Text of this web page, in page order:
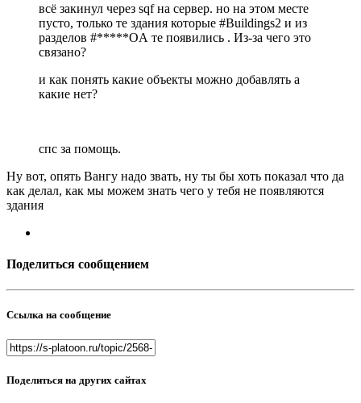
всё закинул через sqf на сервер. но на этом месте
пусто, только те здания которые #Buildings2 и из
разделов #*****OA те появились . Из-за чего это
связано?
и как понять какие объекты можно добавлять а
какие нет?
спс за помощь.
Ну вот, опять Вангу надо звать, ну ты бы хоть показал что да
как делал, как мы можем знать чего у тебя не появляются
здания
Поделиться сообщением
Ссылка на сообщение
Поделиться на других сайтах